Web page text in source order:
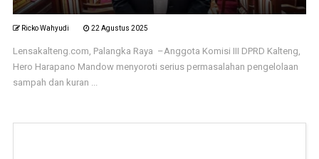
Ricko Wahyudi 22 Agustus 2025
Lensakalteng.com, Palangka Raya –Anggota Komisi III DPRD Kalteng,
Hero Harapano Mandow menyoroti serius permasalahan pengelolaan
sampah dan kuran ...